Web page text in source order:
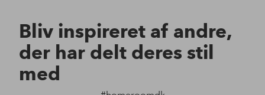
Bliv inspireret af andre,
der har delt deres stil
med